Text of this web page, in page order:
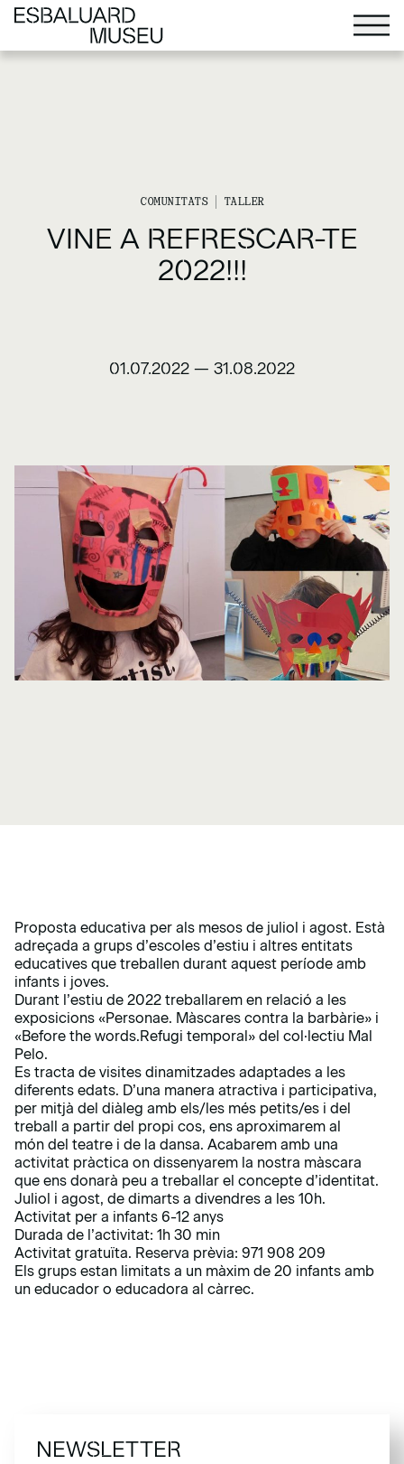
COMUNITATS TALLER
VINE A REFRESCAR-TE
2022!!!
01.07.2022 — 31.08.2022
Proposta educativa per als mesos de juliol i agost. Està
adreçada a grups d’escoles d’estiu i altres entitats
educatives que treballen durant aquest període amb
infants i joves.
Durant l’estiu de 2022 treballarem en relació a les
exposicions «Personae. Màscares contra la barbàrie» i
«Before the words.Refugi temporal » del col·lectiu Mal
Pelo.
Es tracta de visites dinamitzades adaptades a les
diferents edats. D’una manera atractiva i participativa,
per mitjà del diàleg amb els/les més petits/es i del
treball a partir del propi cos, ens aproximarem al
món del teatre i de la dansa. Acabarem amb una
activitat pràctica on dissenyarem la nostra màscara
que ens donarà peu a treballar el concepte d’identitat.
Juliol i agost, de dimarts a divendres a les 10h.
Activitat per a infants 6-12 anys
Durada de l’activitat: 1h 30 min
Activitat gratuïta. Reserva prèvia: 971 908 209
Els grups estan limitats a un màxim de 20 infants amb
un educador o educadora al càrrec.
NEWSLETTER